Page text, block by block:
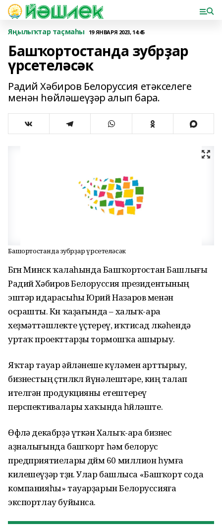
Яңылыҡтар таҫмаһы 19 ЯНВАРЯ 2023, 14:45
Башҡортостанда зубрҙар
үрсетеләсәк
Радий Хәбиров Белоруссия етәкселеге
менән һөйләшеүҙәр алып бара.
Башҡортостанда зубрҙар үрсетеләсәк
Бөгөн Минск ҡалаһында Башҡортостан Башлығы
Радий Хәбиров Белоруссия президентының
эштәр идарасыһы Юрий Назаров менән
осрашты. Көн ҡаҙағында – халыҡ-ара
хеҙмәттәшлекте үҫтереү, иҡтисад өлкәһендә
уртаҡ проекттарҙы тормошҡа ашырыу.
Яҡтар тауар әйләнеше күләмен арттырыу,
бизнестың өҫтөнлөклө йүнәлештәре, киң талап
ителгән продукцияны етештереү
перспективалары хаҡында һөйләште.
Өфөлә декабрҙә үткән Халыҡ-ара бизнес
аҙналығында башҡорт һәм белорус
предприятиелары дөйөм 60 миллион һумға
килешеүҙәр төҙөнө. Улар башлыса «Башҡорт сода
компанияһы» тауарҙарын Белоруссияға
экспортлау буйынса.